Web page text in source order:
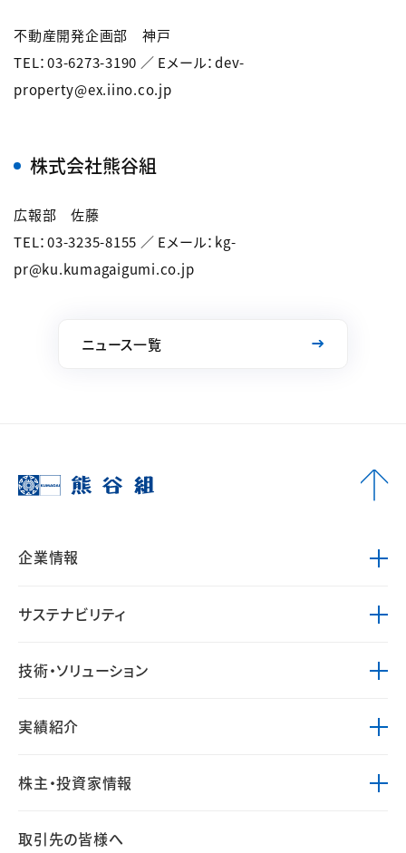
不動産開発企画部 神戸
TEL：03-6273-3190 ／ Eメール：dev-
property@ex.iino.co.jp
株式会社熊谷組
広報部 佐藤
TEL：03-3235-8155 ／ Eメール：kg-
pr@ku.kumagaigumi.co.jp
ニュース一覧
企業情報
サステナビリティ
技術・ソリューション
実績紹介
株主・投資家情報
取引先の皆様へ